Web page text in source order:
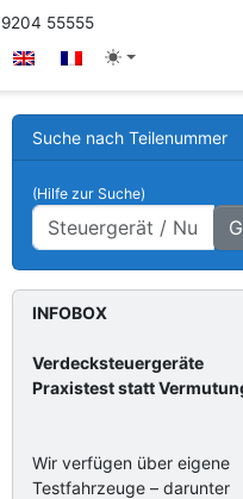
55555
Suche nach Teilenummer
(Hilfe zur Suche)
INFOBOX
Verdecksteuergeräte
Praxistest statt
Wir verfügen über eigene
Testfahrzeuge – darunter